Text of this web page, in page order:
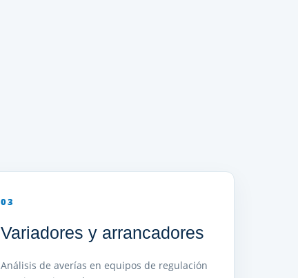
03
Variadores y arrancadores
Análisis de averías en equipos de regulación